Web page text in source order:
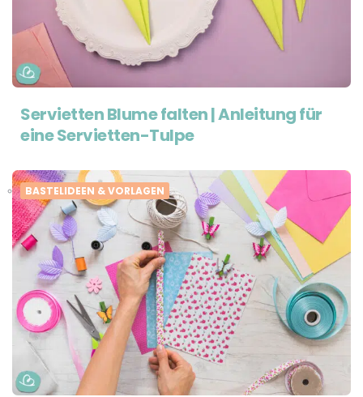
Servietten Blume falten | Anleitung für
eine Servietten-Tulpe
BASTELIDEEN & VORLAGEN